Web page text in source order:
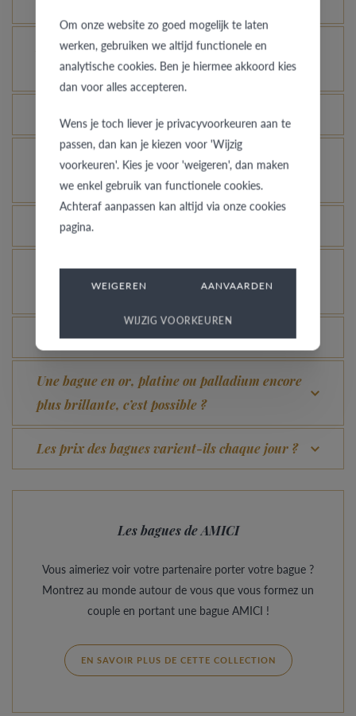
À quelles bagues l’assurance vol s’applique-t-
elle ?
Comment avoir une idée de l’aspect d’une bague
dans une autre couleur ou largeur ?
Que signifie la garantie de qualité de VdB&VR ?
Comment éviter que l’or blanc rhodié ne prenne
une couleur champagne ?
Quel avantage offre notre Comfort Fit ?
Une bague en or, platine ou palladium encore
plus brillante, c’est possible ?
Les prix des bagues varient-ils chaque jour ?
Les bagues de AMICI
Vous aimeriez voir votre partenaire porter votre bague ?
Montrez au monde autour de vous que vous formez un
couple en portant une bague AMICI !
EN SAVOIR PLUS DE CETTE COLLECTION
Om onze website zo goed mogelijk te laten
werken, gebruiken we altijd functionele en
analytische cookies. Ben je hiermee akkoord kies
dan voor alles accepteren.
Wens je toch liever je privacyvoorkeuren aan te
passen, dan kan je kiezen voor 'Wijzig
voorkeuren'. Kies je voor 'weigeren', dan maken
we enkel gebruik van functionele cookies.
Achteraf aanpassen kan altijd via onze cookies
pagina.
WEIGEREN AANVAARDEN
WIJZIG VOORKEUREN